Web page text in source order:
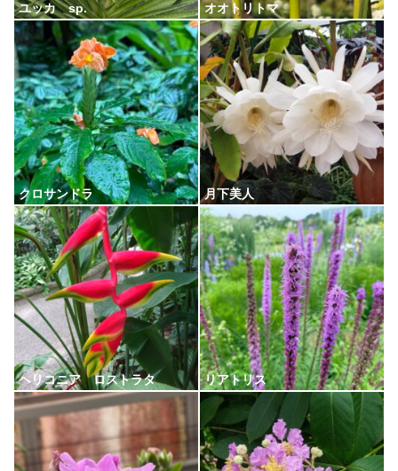
ユッカ sp. オオトリトマ
クロサンドラ 月下美人
ヘリコニア ロストラタ リアトリス